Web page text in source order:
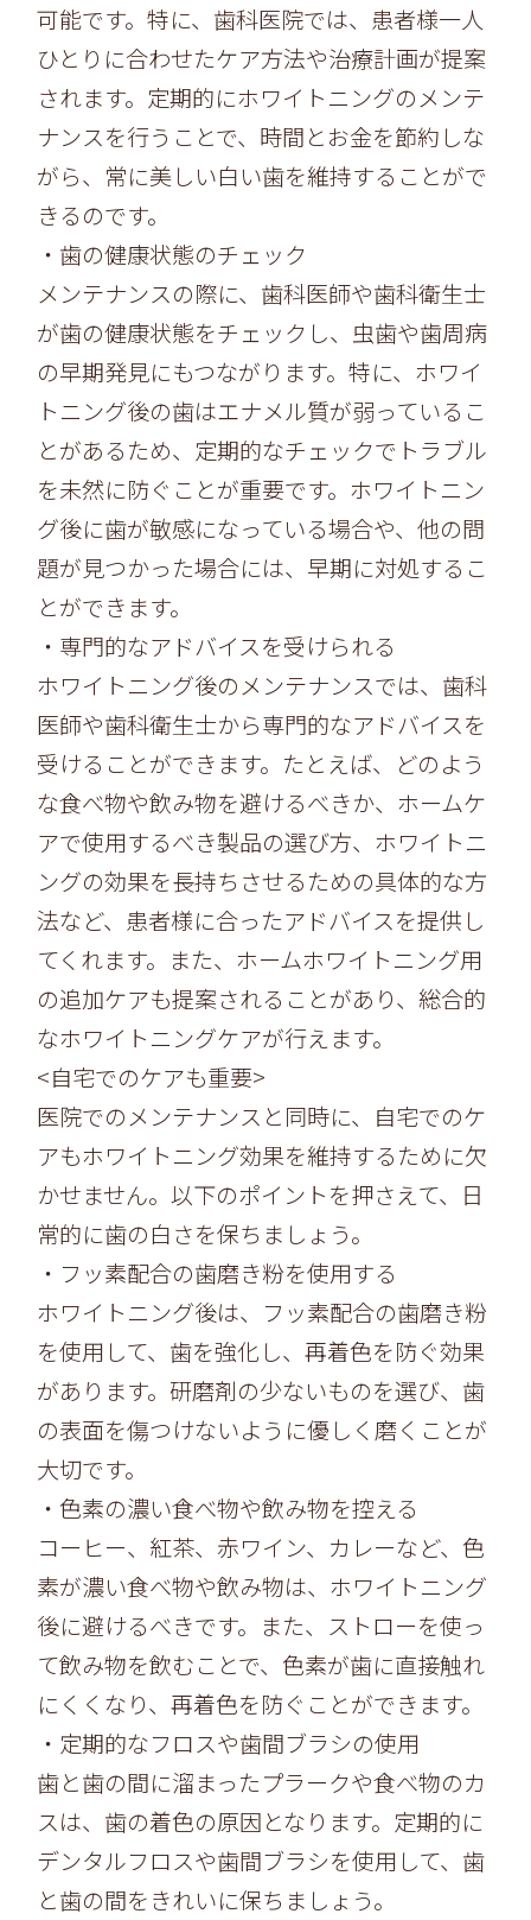
可能です。特に、 歯科医院では、 患者様一人
ひとりに合わせたケア方法や治療計画が提案
されます。 定期的にホワイトニングのメンテ
ナンスを行うことで、 時間とお金を節約しな
がら、 常に美しい白い歯を維持することがで
きるのです。
・歯の健康状態のチェック
メンテナンスの際に、 歯科医師や歯科衛生士
が歯の健康状態をチェックし、 虫歯や歯周病
の早期発見にもつながります。特に、 ホワイ
トニング後の歯はエナメル質が弱っているこ
とがあるため、定期的なチェックでトラブル
を未然に防ぐことが重要です。 ホワイトニン
グ後に歯が敏感になっている場合や、他の問
題が見つかった場合には、 早期に対処するこ
とができます。
・専門的なアドバイスを受けられる
ホワイトニング後のメンテナンスでは、 歯科
医師や歯科衛生士から専門的なアドバイスを
受けることができます。たとえば、
どのよう
な食べ物や飲み物を避けるべきか、 ホームケ
アで使用するべき製品の選び方、 ホワイトニ
ングの効果を長持ちさせるための具体的な方
法など、 患者様に合ったアドバイスを提供し
てくれます。また、 ホームホワイトニング用
の追加ケアも提案されることがあり、総合的
なホワイトニングケアが行えます。
<自宅でのケアも重要>
医院でのメンテナンスと同時に、
自宅でのケ
アもホワイトニング効果を維持するために欠
かせません。以下のポイントを押さえて、
日
常的に歯の白さを保ちましょう。
・フッ素配合の歯磨き粉を使用する
ホワイトニング後は、フッ素配合の歯磨き粉
を使用して、 歯を強化し、再着色を防ぐ効果
があります。 研磨剤の少ないものを選び、 歯
の表面を傷つけないように優しく磨くことが
大切です。
・色素の濃い食べ物や飲み物を控える
コーヒー、紅茶、赤ワイン、カレーなど、 色
素が濃い食べ物や飲み物は、 ホワイトニング
後に避けるべきです。また、
ストローを使っ
て飲み物を飲むことで、 色素が歯に直接触れ
にくくなり、再着色を防ぐことができます。
・定期的なフロスや歯間ブラシの使用
歯と歯の間に溜まったプラークや食べ物のカ
スは、 歯の着色の原因となります。定期的に
デンタルフロスや歯間ブラシを使用して、 歯
と歯の間をきれいに保ちましょう。